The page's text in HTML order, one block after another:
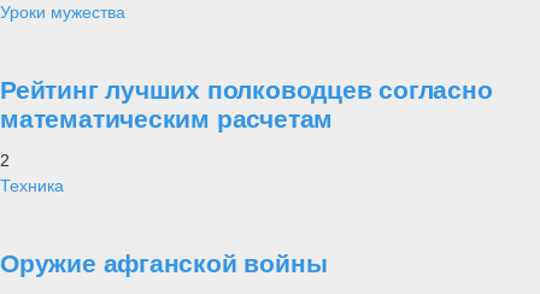
Уроки мужества
Рейтинг лучших полководцев согласно
математическим расчетам
2
Техника
Оружие афганской войны